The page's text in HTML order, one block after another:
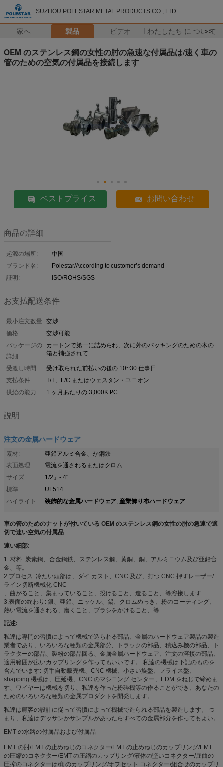
SUZHOU POLESTAR METAL PRODUCTS CO., LTD
家へ 製品 ビデオ わたしたち に つい て
>>
OEM のステンレス鋼の女性の肘の急速な付属品は/速く車の
管のための空気の付属品を接続します
ベストプライス お問い合わせ
商品の詳細
起源の場所:
中国
ブランド名:
Polestar/According to customer’s demand
証明:
ISO/ROHS/SGS
お支払配送条件
最小注文数量: 交渉
価格:
交渉可能
パッケージの
詳細:
カートンで第一に詰められ、次に外のパッキングのための木の
箱と補強されて
受渡し時間:
受け取られた前払いの後の 10~30 仕事日
支払条件:
T/T、L/C またはウェスタン・ユニオン
供給の能力:
1 ヶ月あたりの 3,000K PC
説明
注文の金属ハードウェア
素材:
亜鉛アルミ合金、か鋼鉄
表面処理:
電流を通されるまたはクロム
サイズ:
1/2」- 4"
標準:
UL514
ハイライト:
装飾的な金属ハードウェア, 産業飾り布ハードウェア
車の管のためのナットが付いている OEM のステンレス鋼の女性の肘の急速で適
切で速い空気の付属品
速い細部:
1. 材料: 炭素鋼、合金鋼鉄、ステンレス鋼、黄銅、銅、アルミニウム及び亜鉛合
金、等。
2.プロセス: 冷たい頭部は、ダイ カスト、CNC 及び、打つ CNC 押すレーザー/
ライン切断機械化 CNC
、曲がること、集まっていること、投げること、造ること、等溶接します
3.表面の終わり: 銀、亜鉛、ニッケル、錫、クロムめっき、粉のコーティング、
熱い電流を通される、磨くこと、ブラシをかけること、等
記述:
私達は専門の習慣によって機械で造られる部品、金属のハードウェア製品の製造
業者であり、いろいろな種類の金属部分、トラックの部品、積込み機の部品、ト
ラクターの部品、製粉の部品回る、金属金属ハードウェア、注文の溶接の部品、
適用範囲が広いカップリングを作ってもいいです。 私達の機械は下記のものを
含んでいます: 切手自動販売機、CNC 機械、小さい旋盤、フライス盤、
shapping 機械は、圧延機、CNC のマシニング センター、EDM をねじで締めま
す、ワイヤーは機械を切り、私達を作った粉砕機等の作ることができ、あなたの
ためのいろいろな種類の金属プロダクトを開発します。
私達は顧客の設計に従って習慣によって機械で造られる部品を製造します。 つ
まり、私達はデッサンかサンプルがあったらすべての金属部分を作ってもよい。
EMT の水路の付属品および付属品
EMT の肘/EMT の止めねじのコネクター/EMT の止めねじのカップリング/EMT
の圧縮のコネクター/EMT の圧縮のカップリング/液体の堅いコネクター/屈曲の
圧搾のコネクターは/角のカップリング/オフセット コネクター/組合せのカップリ